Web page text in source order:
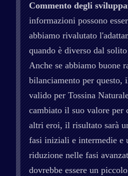
Commento degli
informazioni possono
abbiamo rivalutato
quando è diverso dal
Anche se abbiamo buone
bilanciamento per questo,
valido per Tossina
cambiato il suo valore per
altri eroi, il risultato sarà
fasi iniziali e intermedie e
riduzione nelle fasi
dovrebbe essere un